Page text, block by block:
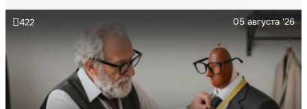
05 августа '26
422